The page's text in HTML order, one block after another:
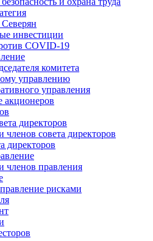
инвестиции
COVID‑19
комитета
управлению
управления
акционеров
директоров
членов совета директоров
директоров
членов правления
рисками